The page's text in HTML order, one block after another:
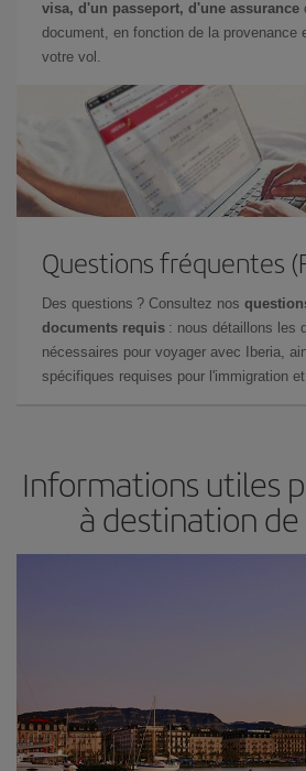
visa, d'un passeport, d'une assurance
document, en fonction de la provenance
votre vol.
Questions fréquentes
Des questions ? Consultez nos
documents requis : nous détaillons les
nécessaires pour voyager avec Iberia,
spécifiques requises pour l'immigration
Informations utiles
à destination